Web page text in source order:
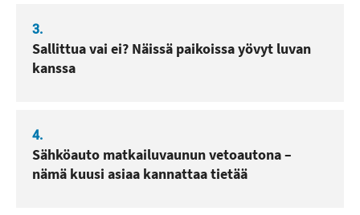
3.
Sallittua vai ei? Näissä paikoissa yövyt luvan
kanssa
4.
Sähköauto matkailuvaunun vetoautona –
nämä kuusi asiaa kannattaa tietää